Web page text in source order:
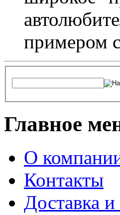
примером
Главное
О
Контакты
Доставка